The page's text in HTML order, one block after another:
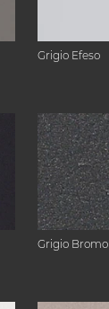
Grigio Efeso
Grigio Bromo